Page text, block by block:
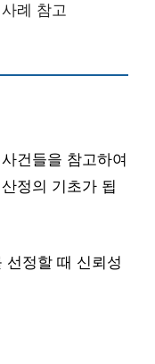
례 참고
건들을 참고하여
정의 기초가 됩
선정할 때 신뢰성